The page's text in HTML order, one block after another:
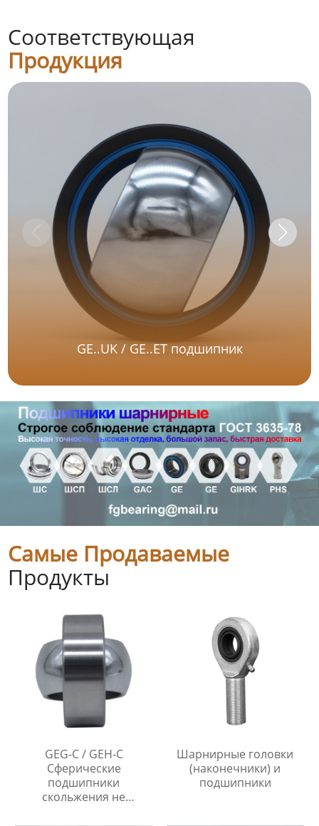
Соответствующая
Продукция
GE..UK / GE..ET подшипник
Самые Продаваемые
Продукты
GEG-C / GEH-C
Сферические
подшипники
скольжения не
Шарнирные головки
(наконечники) и
подшипники